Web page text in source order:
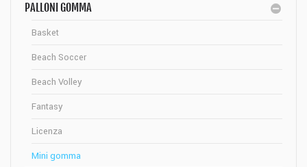
PALLONI GOMMA
Basket
Beach Soccer
Beach Volley
Fantasy
Licenza
Mini gomma